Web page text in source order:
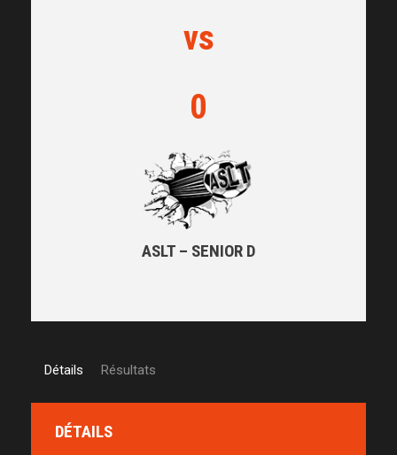
vs
0
ASLT – SENIOR D
Détails Résultats
DÉTAILS